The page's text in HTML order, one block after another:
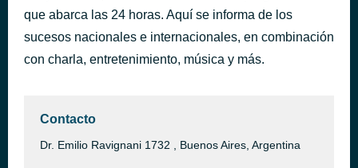
que abarca las 24 horas. Aquí se informa de los
sucesos nacionales e internacionales, en combinación
con charla, entretenimiento, música y más.
Contacto
Dr. Emilio Ravignani 1732 , Buenos Aires, Argentina